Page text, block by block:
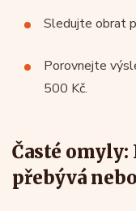
Sledujte obrat
Porovnejte
500 Kč.
Časté omyly:
přebývá